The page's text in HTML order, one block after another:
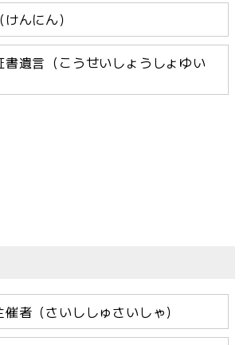
んにん）
書遺言（こうせいしょうしょゆい
者（さいししゅさいしゃ）